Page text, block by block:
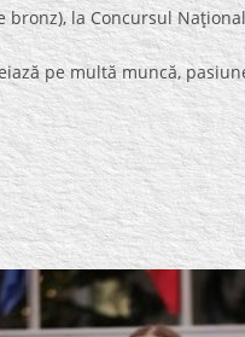
la Concursul
pe multă muncă,